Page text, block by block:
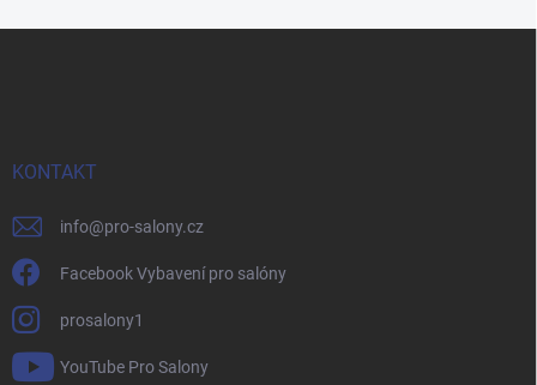
KONTAKT
info@pro-salony.cz
Facebook Vybavení pro salóny
prosalony1
YouTube Pro Salony